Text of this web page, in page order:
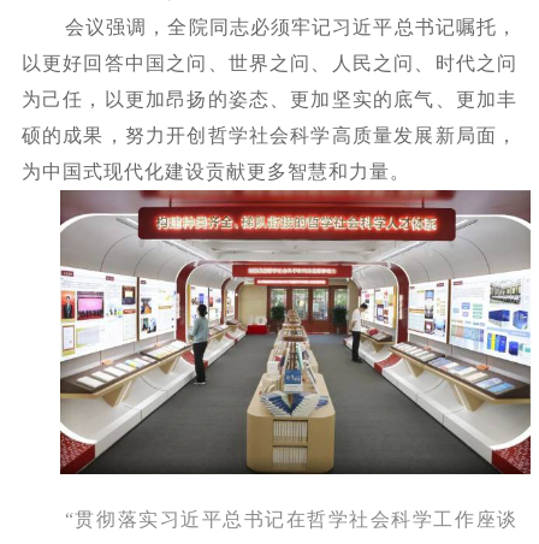
会议强调，全院同志必须牢记习近平总书记嘱托，
以更好回答中国之问、世界之问、人民之问、时代之问
为己任，以更加昂扬的姿态、更加坚实的底气、更加丰
硕的成果，努力开创哲学社会科学高质量发展新局面，
为中国式现代化建设贡献更多智慧和力量。
“贯彻落实习近平总书记在哲学社会科学工作座谈